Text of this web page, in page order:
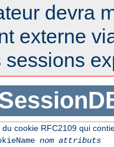
devra
externe
sessions
cookie RFC2109 qui
nom attributs